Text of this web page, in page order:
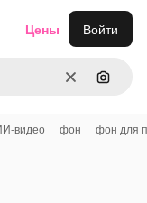
ОчиститьПоиск
Цены Войти
видео фон фон для